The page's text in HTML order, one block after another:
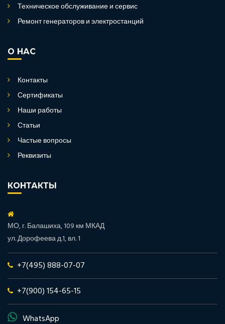
Техническое обслуживание и сервис
Ремонт генераторов и электростанций
О НАС
Контакты
Сертификаты
Наши работы
Статьи
Частые вопросы
Реквизиты
КОНТАКТЫ
МО, г. Балашиха, 109 км МКАД
ул. Дорофеева д.1, вл. 1
+7(495) 888-07-07
+7(900) 154-65-15
WhatsApp